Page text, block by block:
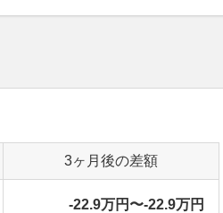
3ヶ月後の差額
-22.9万円〜-22.9万円